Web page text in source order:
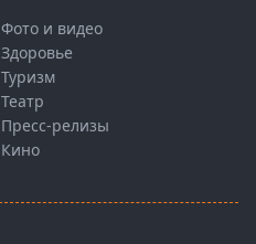
Фото и видео
Здоровье
Туризм
Театр
Пресс-релизы
Кино